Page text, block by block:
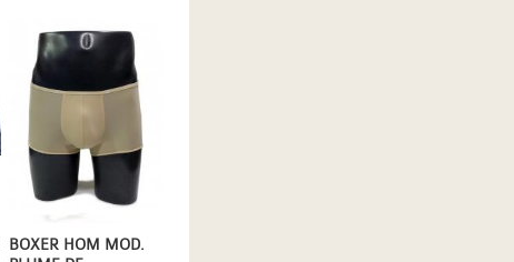
BOXER HOM MOD.